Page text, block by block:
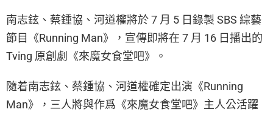
南志鉉、蔡鍾協、河道權將於 7 月 5 日錄製 SBS 綜藝
節目《Running Man》，宣傳即將在 7 月 16 日播出的
Tving 原創劇《來魔女食堂吧》。
隨着南志鉉、蔡鍾協、河道權確定出演《Running
Man》，三人將與作爲《來魔女食堂吧》主人公活躍